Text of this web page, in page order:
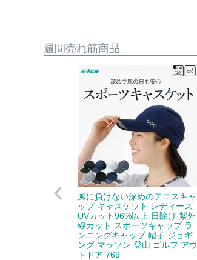
週間売れ筋商品
風に負けない深めのテニスキャ
ップ キャスケット レディース
UVカット96%以上 日除け 紫外
線カット スポーツキャップ ラ
ンニングキャップ 帽子 ジョギ
ング マラソン 登山 ゴルフ アウ
トドア 769